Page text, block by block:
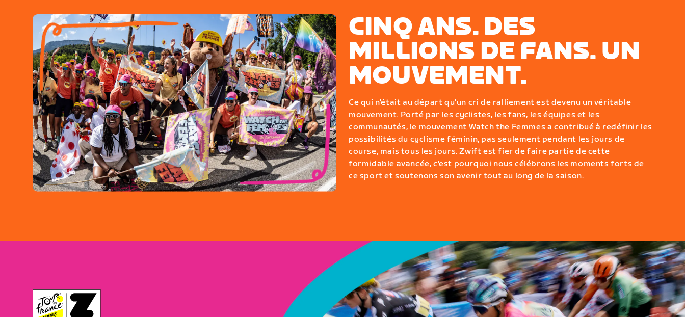
CINQ ANS. DES
MILLIONS DE FANS. UN
MOUVEMENT.
Ce qui n'était au départ qu'un cri de ralliement est devenu un véritable
mouvement. Porté par les cyclistes, les fans, les équipes et les
communautés, le mouvement Watch the Femmes a contribué à redéfinir les
possibilités du cyclisme féminin, pas seulement pendant les jours de
course, mais tous les jours. Zwift est fier de faire partie de cette
formidable avancée, c'est pourquoi nous célébrons les moments forts de
ce sport et soutenons son avenir tout au long de la saison.